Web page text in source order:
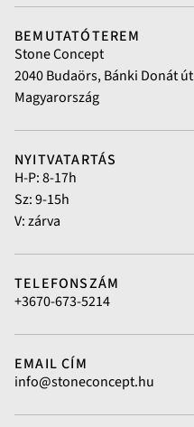
NYITVATARTÁS
H-P: 8-17h
Sz: 9-15h
V: zárva
BEMUTATÓTEREM
Stone Concept
2040 Budaörs, Bánki Donát út
Magyarország
TELEFONSZÁM
+3670-673-5214
EMAIL CÍM
info@stoneconcept.hu